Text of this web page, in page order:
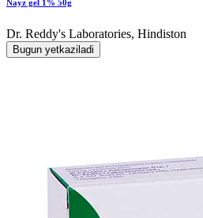
Nayz gel 1% 50g
Dr. Reddy's Laboratories, Hindiston
Bugun yetkaziladi